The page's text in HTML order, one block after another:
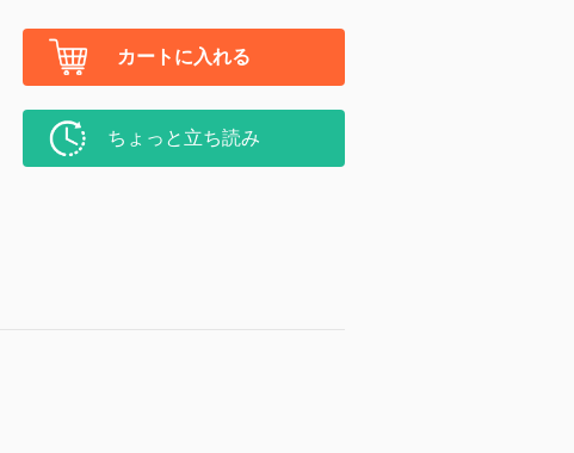
カートに入れる
ちょっと立ち読み